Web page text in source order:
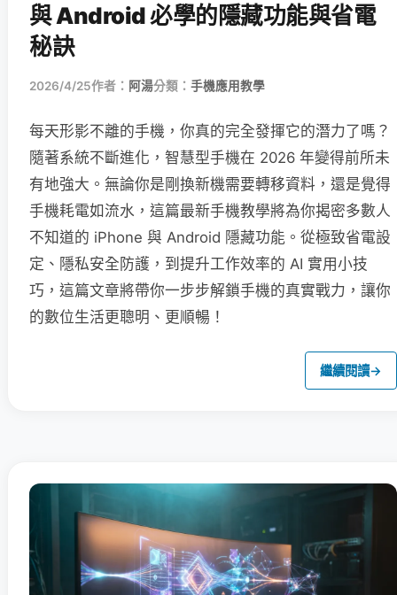
與 Android 必學的隱藏功能與省電
秘訣
2026/4/25作者： 阿湯分類： 手機應用教學
每天形影不離的手機，你真的完全發揮它的潛力了嗎？
隨著系統不斷進化，智慧型手機在 2026 年變得前所未
有地強大。無論你是剛換新機需要轉移資料，還是覺得
手機耗電如流水，這篇最新手機教學將為你揭密多數人
不知道的 iPhone 與 Android 隱藏功能。從極致省電設
定、隱私安全防護，到提升工作效率的 AI 實用小技
巧，這篇文章將帶你一步步解鎖手機的真實戰力，讓你
的數位生活更聰明、更順暢！
繼續閱讀→